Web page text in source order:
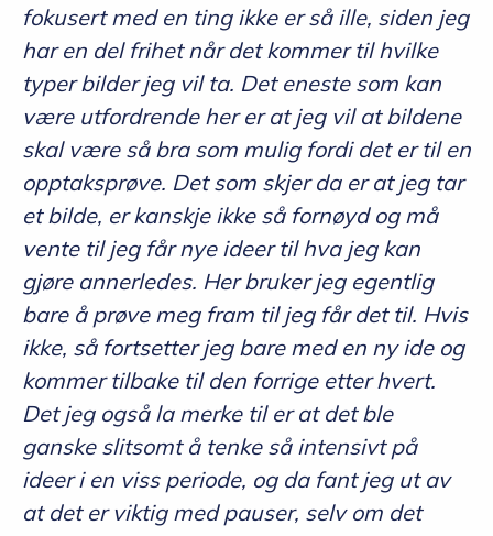
fokusert med en ting ikke er så ille, siden jeg
har en del frihet når det kommer til hvilke
typer bilder jeg vil ta. Det eneste som kan
være utfordrende her er at jeg vil at bildene
skal være så bra som mulig fordi det er til en
opptaksprøve. Det som skjer da er at jeg tar
et bilde, er kanskje ikke så fornøyd og må
vente til jeg får nye ideer til hva jeg kan
gjøre annerledes. Her bruker jeg egentlig
bare å prøve meg fram til jeg får det til. Hvis
ikke, så fortsetter jeg bare med en ny ide og
kommer tilbake til den forrige etter hvert.
Det jeg også la merke til er at det ble
ganske slitsomt å tenke så intensivt på
ideer i en viss periode, og da fant jeg ut av
at det er viktig med pauser, selv om det